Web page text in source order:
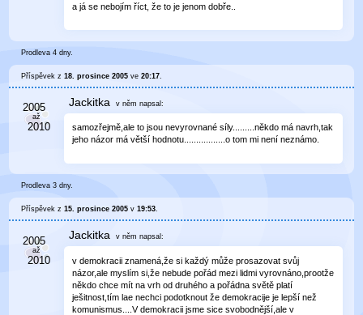
a já se nebojím říct, že to je jenom dobře..
Prodleva 4 dny.
Příspěvek z18. prosince 2005 ve20:17
Jackitka v něm napsal:
samozřejmě,ale to jsou nevyrovnané síly.........někdo má navrh,tak
jeho názor má větší hodnotu.................o tom mi není neznámo.
Prodleva 3 dny.
Příspěvek z15. prosince 2005 v19:53.
Jackitka v něm napsal:
v demokracii znamená,že si každý může prosazovat svůj
názor,ale myslím si,že nebude pořád mezi lidmi vyrovnáno,prootže
někdo chce mít na vrh od druhého a pořádna světě platí
ješitnost,tím lae nechci podotknout že demokracije je lepší než
komunismus....V demokracii jsme sice svobodnější,ale v